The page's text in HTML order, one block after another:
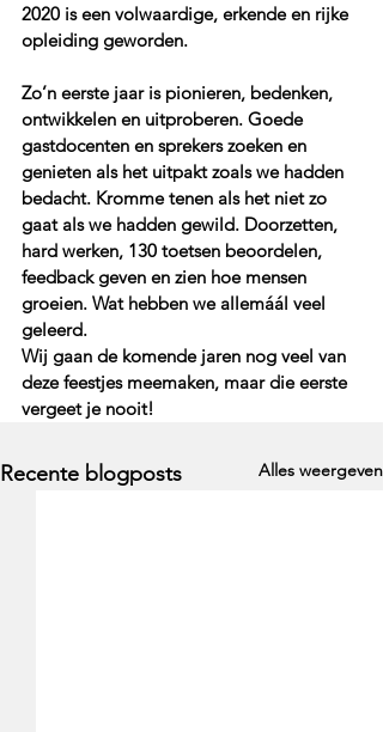
2020 is een volwaardige, erkende en rijke
opleiding geworden.
Zo’n eerste jaar is pionieren, bedenken,
ontwikkelen en uitproberen. Goede
gastdocenten en sprekers zoeken en
genieten als het uitpakt zoals we hadden
bedacht. Kromme tenen als het niet zo
gaat als we hadden gewild. Doorzetten,
hard werken, 130 toetsen beoordelen,
feedback geven en zien hoe mensen
groeien. Wat hebben we allemáál veel
geleerd.
Wij gaan de komende jaren nog veel van
deze feestjes meemaken, maar die eerste
vergeet je nooit!
Recente blogposts Alles weergeven